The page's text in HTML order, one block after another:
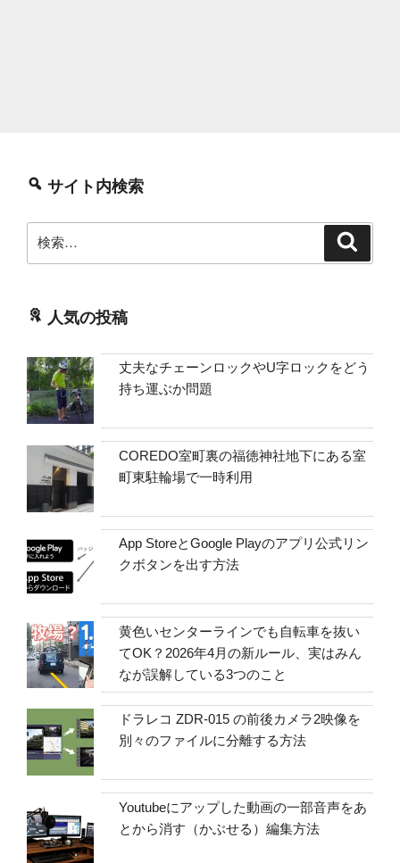
サイト内検索
索:
人気の投稿
丈夫なチェーンロックやU字ロックをどう
持ち運ぶか問題
COREDO室町裏の福徳神社地下にある室
町東駐輪場で一時利用
App StoreとGoogle Playのアプリ公式リン
クボタンを出す方法
黄色いセンターラインでも自転車を抜い
てOK？2026年4月の新ルール、実はみん
なが誤解している3つのこと
ドラレコ ZDR-015 の前後カメラ2映像を
別々のファイルに分離する方法
Youtubeにアップした動画の一部音声をあ
とから消す（かぶせる）編集方法